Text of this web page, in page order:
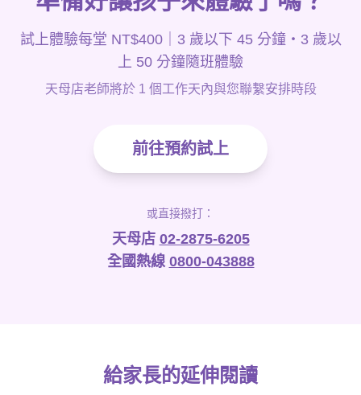
試上體驗每堂 NT$400｜3 歲以下 45 分鐘・3 歲以
上 50 分鐘隨班體驗
天母店老師將於 1 個工作天內與您聯繫安排時段
前往預約試上
或直接撥打：
天母店 02-2875-6205
全國熱線 0800-043888
給家長的延伸閱讀